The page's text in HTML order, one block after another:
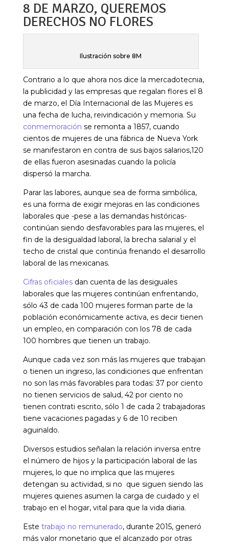
8 DE MARZO, QUEREMOS
DERECHOS NO FLORES
Ilustración sobre 8M
Contrario a lo que ahora nos dice la mercadotecnia,
la publicidad y las empresas que regalan flores el 8
de marzo, el Día Internacional de las Mujeres es
una fecha de lucha, reivindicación y memoria. Su
conmemoración se remonta a 1857, cuando
cientos de mujeres de una fábrica de Nueva York
se manifestaron en contra de sus bajos salarios,120
de ellas fueron asesinadas cuando la policía
dispersó la marcha.
Parar las labores, aunque sea de forma simbólica,
es una forma de exigir mejoras en las condiciones
laborales que -pese a las demandas históricas-
continúan siendo desfavorables para las mujeres, el
fin de la desigualdad laboral, la brecha salarial y el
techo de cristal que continúa frenando el desarrollo
laboral de las mexicanas.
Cifras oficiales dan cuenta de las desiguales
laborales que las mujeres continúan enfrentando,
sólo 43 de cada 100 mujeres forman parte de la
población económicamente activa, es decir tienen
un empleo, en comparación con los 78 de cada
100 hombres que tienen un trabajo.
Aunque cada vez son más las mujeres que trabajan
o tienen un ingreso, las condiciones que enfrentan
no son las más favorables para todas: 37 por ciento
no tienen servicios de salud, 42 por ciento no
tienen contrati escrito, sólo 1 de cada 2 trabajadoras
tiene vacaciones pagadas y 6 de 10 reciben
aguinaldo.
Diversos estudios señalan la relación inversa entre
el número de hijos y la participación laboral de las
mujeres, lo que no implica que las mujeres
detengan su actividad, si no que siguen siendo las
mujeres quienes asumen la carga de cuidado y el
trabajo en el hogar, vital para que la vida diaria.
Este trabajo no remunerado, durante 2015, generó
más valor monetario que el alcanzado por otras